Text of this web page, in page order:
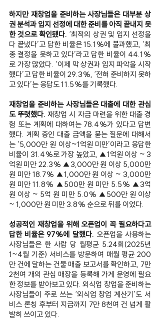
하지만 재창업을 준비하는 사장님들은 대부분 상
권 분석과 입지 선정에 대한 준비를 아직 끝내지 못
한 것으로 확인됐다. ‘최적의 상권 및 입지 선정을
다 끝냈다’고 답한 비율은 15.1%에 불과했고, ‘최
종 결정을 못하고 있다’라고 답한 비율이 44.1%
로 가장 많았다. ‘이제 막 상권과 입지 파악을 시작
했다’고 답한 비율이 29.3%, ‘전혀 준비하지 못하
고 있다’는 응답도 11.5%를 기록했다.
재창업을 준비하는 사장님들은 대출에 대한 관심
도 뚜렷했다. 재창업 시 자금 마련을 위한 대출 경
험 또는 계획에 대하여는 78.4%가 있다고 답변
했다. 계획 중인 대출 금액을 묻는 질문에 대해서
는 ‘5,000만 원 이상~1억원 미만’이라고 응답한
비율이 31.4%로 가장 높았고, ▲1억원 이상 ~ 3
억원 미만 22.3% ▲3,000만 원 이상 5,000만
원 미만 18.7% ▲1,000만 원 이상 ~ 3,000만
원 미만 11.8% ▲500만 원 미만 5.5% ▲3억
원 이상 ~ 5억 원 미만 5.0% ▲500만 원 이상
~ 1,000만 원 미만 3.8% 순으로 뒤를 이었다.
성공적인 재창업을 위해 오픈업이 꼭 필요하다고
답한 비율은 97%에 달했다. 오픈업을 사용하는
사장님들은 한 사람 당 월평균 5.24회(2025년
1~4월 기준) 서비스를 방문하여 매월 평균 200
만 건에 달하는 건물 매출 보고서를 확인하고, 7만
2천여 개의 관심 매장을 등록해 가게 운영에 필요
한 정보를 받아보고 있다. 외식업 창업을 준비하는
사장님들이 주로 쓰는 ‘외식업 창업 계산기’도 서
비스 론칭 후부터 지금까지 7만 8천여 건 넘게 활
발히 쓰이고 있다.